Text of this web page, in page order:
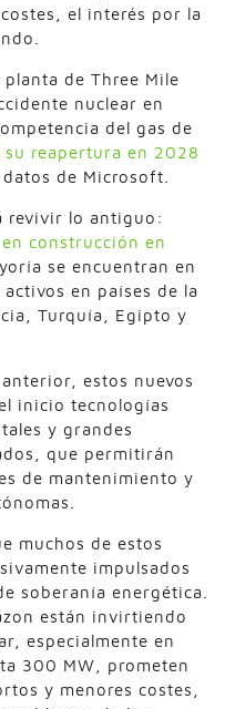
el interés por la
de Three Mile
nuclear en
del gas de
su reapertura en 2028
de Microsoft.
revivir lo antiguo:
construcción en
se encuentran en
en países de la
Turquía, Egipto y
estos nuevos
inicio tecnologías
y grandes
que permitirán
de mantenimiento y
muchos de estos
impulsados
soberanía energética.
están invirtiendo
especialmente en
300 MW, prometen
y menores costes,